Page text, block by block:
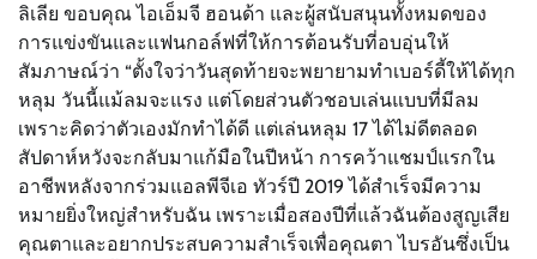
ลิเลีย ขอบคุณ ไอเอ็มจี ฮอนด้า และผู้สนับสนุนทั้งหมดของ
การแข่งขันและแฟนกอล์ฟที่ให้การต้อนรับที่อบอุ่นให้
สัมภาษณ์ว่า “ตั้งใจว่าวันสุดท้ายจะพยายามทำเบอร์ดี้ให้ได้ทุก
หลุม วันนี้แม้ลมจะแรง แต่โดยส่วนตัวชอบเล่นแบบที่มีลม
เพราะคิดว่าตัวเองมักทำได้ดี แต่เล่นหลุม 17 ได้ไม่ดีตลอด
สัปดาห์หวังจะกลับมาแก้มือในปีหน้า การคว้าแชมป์แรกใน
อาชีพหลังจากร่วมแอลพีจีเอ ทัวร์ปี 2019 ได้สำเร็จมีความ
หมายยิ่งใหญ่สำหรับฉัน เพราะเมื่อสองปีที่แล้วฉันต้องสูญเสีย
คุณตาและอยากประสบความสำเร็จเพื่อคุณตา ไบรอันซึ่งเป็น